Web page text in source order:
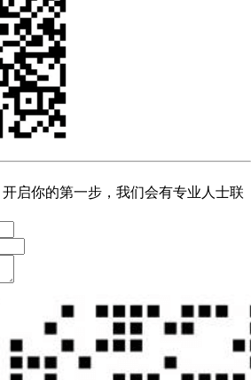
开启你的第一步，我们会有专业人士联